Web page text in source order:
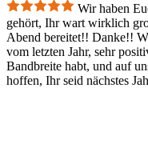
Wir haben
gehört, Ihr wart wirklich
Abend bereitet!! Danke!!
vom letzten Jahr, sehr
Bandbreite habt, und auf
hoffen, Ihr seid nächstes